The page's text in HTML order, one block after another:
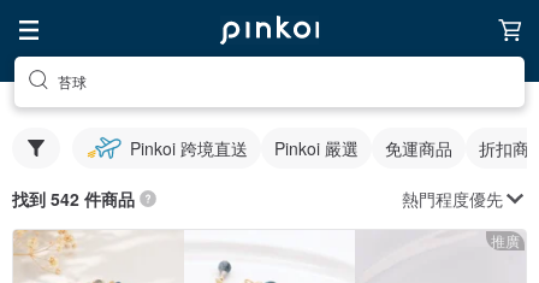
苔球
Pinkoi 跨境直送 Pinkoi 嚴選 免運商品 折扣商
找到 542 件商品 熱門程度優先
推廣